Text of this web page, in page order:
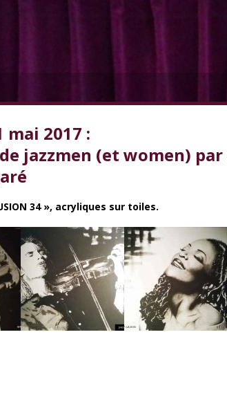
mai 2017 :
de jazzmen (et women)
34 », acryliques sur toiles.